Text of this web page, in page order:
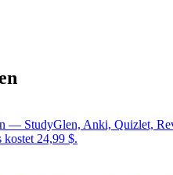
— StudyGlen, Anki, Quizlet,
24,99 $.